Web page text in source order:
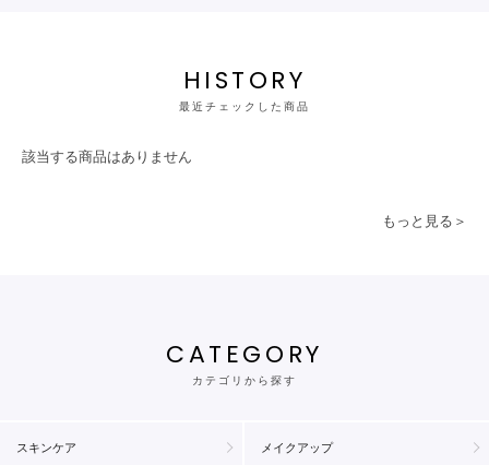
HISTORY
最近チェックした商品
該当する商品はありません
もっと見る＞
CATEGORY
カテゴリから探す
スキンケア メイクアップ